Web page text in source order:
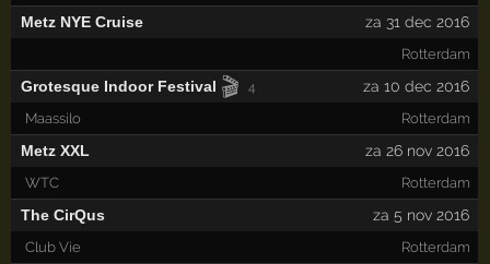
Metz NYE Cruise za 31 dec 2016
Rotterdam
Grotesque Indoor Festival 🎬 4 za 10 dec 2016
Maassilo Rotterdam
Metz XXL za 26 nov 2016
WTC Rotterdam
The CirQus za 5 nov 2016
Club Vie Rotterdam